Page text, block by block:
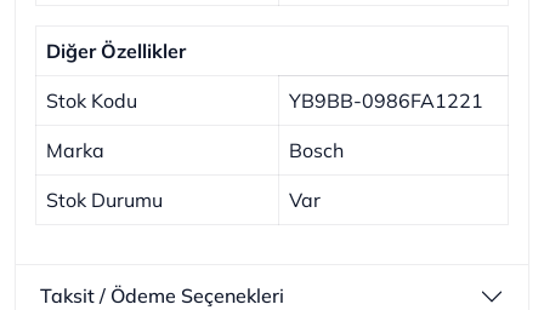
Diğer Özellikler
Stok Kodu YB9BB-0986FA1221
Marka Bosch
Stok Durumu Var
Taksit / Ödeme Seçenekleri